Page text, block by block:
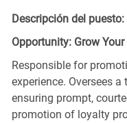
Descripción del puesto:
Opportunity: Grow Your
Responsible for
experience. Oversees
ensuring prompt,
promotion of loyalty